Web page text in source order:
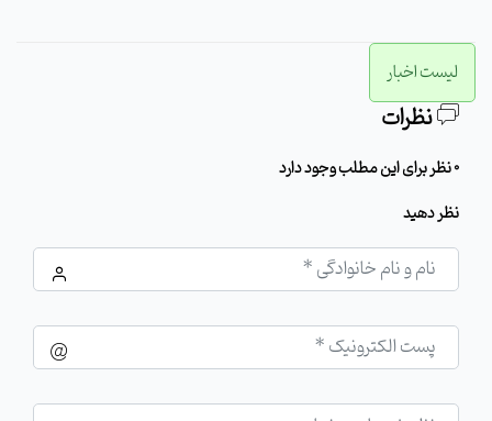
لیست اخبار
نظرات
0 نظر برای این مطلب وجود دارد
نظر دهید